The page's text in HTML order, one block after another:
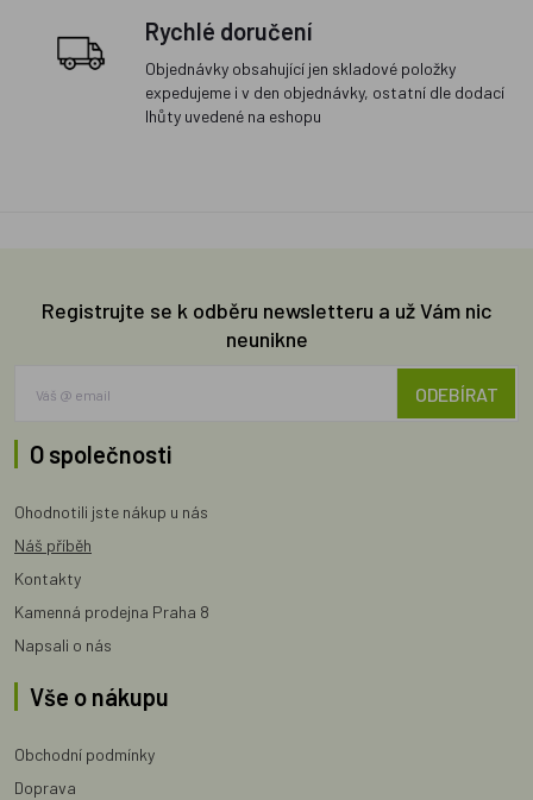
Rychlé doručení
Objednávky obsahující jen skladové položky
expedujeme i v den objednávky, ostatní dle dodací
lhůty uvedené na eshopu
Registrujte se k odběru newsletteru a už Vám nic
neunikne
ODEBÍRAT
O společnosti
Ohodnotili jste nákup u nás
Náš příběh
Kontakty
Kamenná prodejna Praha 8
Napsali o nás
Vše o nákupu
Obchodní podmínky
Doprava